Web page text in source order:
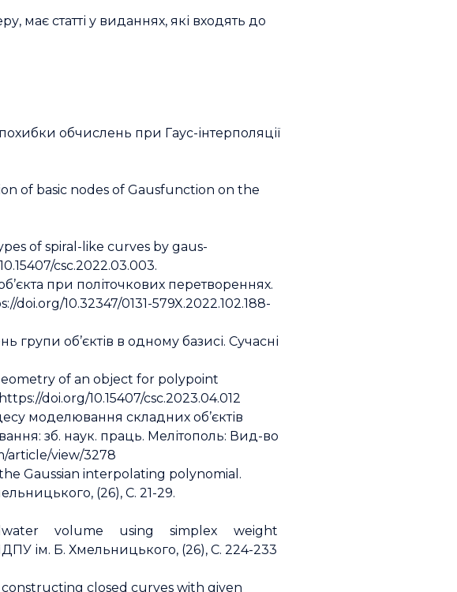
має статті у виданнях, які входять до
обчислень при Гаус-інтерполяції
of basic nodes of Gausfunction on the
of spiral-like curves by gaus-
csc.2022.03.003.
при політочкових перетвореннях.
doi.org/10.32347/0131-579X.2022.102.188-
об’єктів в одному базисі. Сучасні
of an object for polypoint
doi.org/10.15407/csc.2023.04.012
моделювання складних об’єктів
зб. наук. праць. Мелітополь: Вид-во
article/view/3278
Gaussian interpolating polynomial.
(26), С. 21-29.
volume using simplex weight
ім. Б. Хмельницького, (26), С. 224-233
constructing closed curves with given